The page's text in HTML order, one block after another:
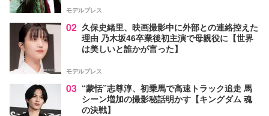
モデルプレス
02 久保史緒里、映画撮影中に外部との連絡控えた
理由 乃木坂46卒業後初主演で母親役に【世界
は美しいと誰かが言った】
モデルプレス
03 “蒙恬”志尊淳、初乗馬で高速トラック追走 馬
シーン増加の撮影秘話明かす【キングダム 魂
の決戦】